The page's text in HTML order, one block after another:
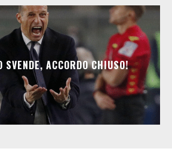
ACCORDO CHIUSO!